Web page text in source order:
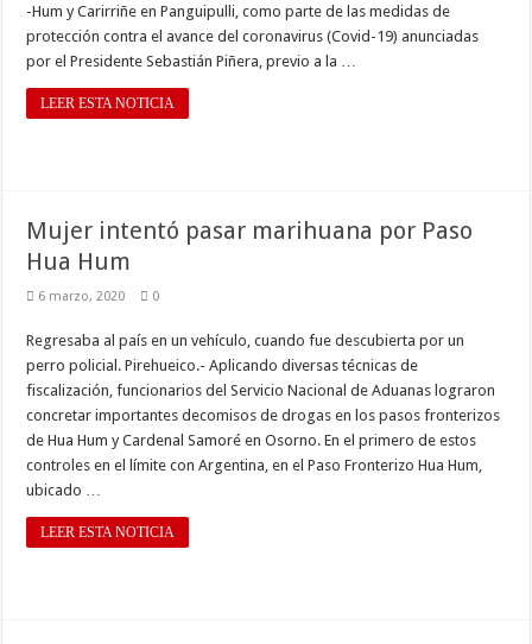
-Hum y Carirriñe en Panguipulli, como parte de las medidas de
protección contra el avance del coronavirus (Covid-19) anunciadas
por el Presidente Sebastián Piñera, previo a la …
LEER ESTA NOTICIA
Mujer intentó pasar marihuana por Paso
Hua Hum
6 marzo, 2020 0
Regresaba al país en un vehículo, cuando fue descubierta por un
perro policial. Pirehueico.- Aplicando diversas técnicas de
fiscalización, funcionarios del Servicio Nacional de Aduanas lograron
concretar importantes decomisos de drogas en los pasos fronterizos
de Hua Hum y Cardenal Samoré en Osorno. En el primero de estos
controles en el límite con Argentina, en el Paso Fronterizo Hua Hum,
ubicado …
LEER ESTA NOTICIA